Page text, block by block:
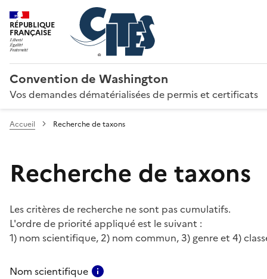
RÉPUBLIQUE
FRANÇAISE
Convention de Washington
Vos demandes dématérialisées de permis et certificats
Accueil Recherche de taxons
Recherche de taxons
Les critères de recherche ne sont pas cumulatifs.
L'ordre de priorité appliqué est le suivant :
1) nom scientifique, 2) nom commun, 3) genre et 4)
Nom scientifique